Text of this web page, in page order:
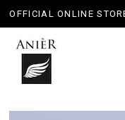
OFFICIAL ONLINE